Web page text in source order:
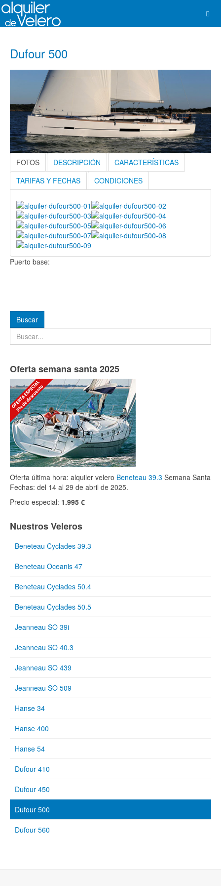
Dufour 500
FOTOS DESCRIPCIÓN
CARACTERÍSTICAS
TARIFAS Y FECHAS
CONDICIONES
Puerto base:
Buscar
Oferta semana santa 2025
Oferta última hora: alquiler velero Beneteau 39.3 Semana Santa
Fechas: del 14 al 29 de abril de 2025.
Precio especial: 1.995 €
Nuestros Veleros
Beneteau Cyclades 39.3
Beneteau Oceanis 47
Beneteau Cyclades 50.4
Beneteau Cyclades 50.5
Jeanneau SO 39i
Jeanneau SO 40.3
Jeanneau SO 439
Jeanneau SO 509
Hanse 34
Hanse 400
Hanse 54
Dufour 410
Dufour 450
Dufour 500
Dufour 560